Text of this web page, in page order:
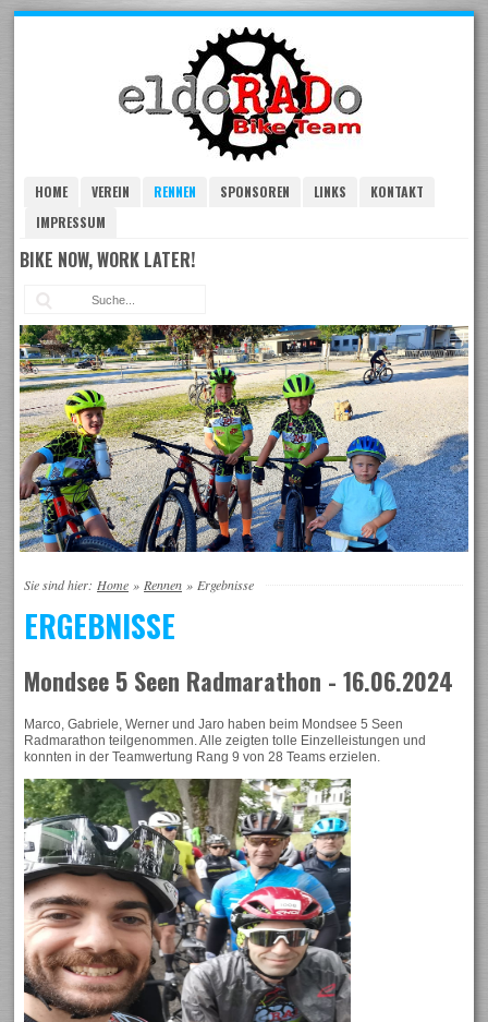
HOME VEREIN RENNEN SPONSOREN LINKS
KONTAKT
IMPRESSUM
BIKE NOW, WORK LATER!
Sie sind hier: Home » Rennen » Ergebnisse
ERGEBNISSE
Mondsee 5 Seen Radmarathon - 16.06.2024
Marco, Gabriele, Werner und Jaro haben beim Mondsee 5 Seen
Radmarathon teilgenommen. Alle zeigten tolle Einzelleistungen und
konnten in der Teamwertung Rang 9 von 28 Teams erzielen.